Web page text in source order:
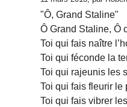
"Ô, Grand Staline"
Ô Grand Staline, Ô
Toi qui fais naître
Toi qui féconde la
Toi qui rajeunis les
Toi qui fais fleurir le
Toi qui fais vibrer